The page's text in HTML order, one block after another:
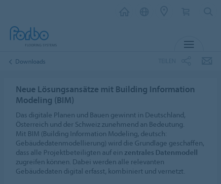
Downloads
Neue Lösungsansätze mit Building Information
Modeling (BIM)
Das digitale Planen und Bauen gewinnt in Deutschland,
Österreich und der Schweiz zunehmend an Bedeutung.
Mit BIM (Building Information Modeling, deutsch:
Gebäudedatenmodellierung) wird die Grundlage geschaffen,
dass alle Projektbeteiligten auf ein zentrales Datenmodell
zugreifen können. Dabei werden alle relevanten
Gebäudedaten digital erfasst, kombiniert und vernetzt.